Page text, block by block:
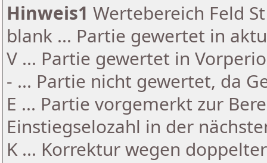
Hinweis1 Wertebereich Feld
blank ... Partie gewertet in
V ... Partie gewertet in
- ... Partie nicht gewertet, da
E ... Partie vorgemerkt zur
Einstiegselozahl in der
K ... Korrektur wegen